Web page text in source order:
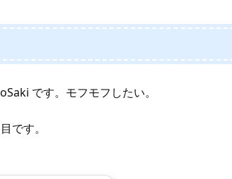
です。モフモフしたい。
です。